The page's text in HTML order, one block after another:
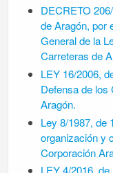
DECRETO
de Aragón, por
General de la
Carreteras de
LEY 16/2006,
Defensa de los
Aragón.
Ley 8/1987, de
organización y
Corporación